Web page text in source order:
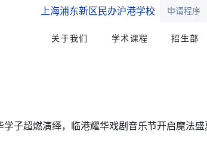
上海浦东新区民办沪港学校 申请程序
关于我们 学术课程 招生部
学子超燃演绎，临港耀华戏剧音乐节开启魔法盛